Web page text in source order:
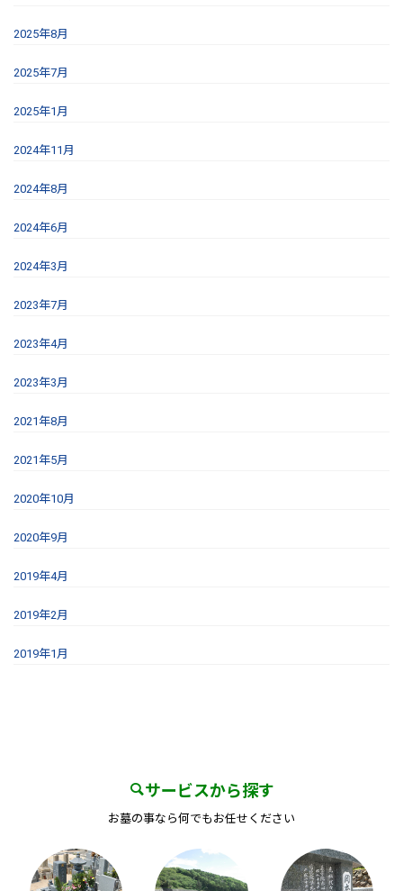
2025年8月
2025年7月
2025年1月
2024年11月
2024年8月
2024年6月
2024年3月
2023年7月
2023年4月
2023年3月
2021年8月
2021年5月
2020年10月
2020年9月
2019年4月
2019年2月
2019年1月
サービスから探す
お墓の事なら何でもお任せください